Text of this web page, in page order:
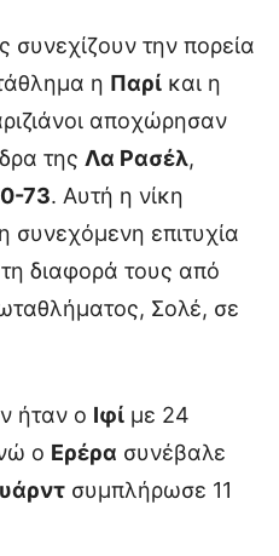
συνεχίζουν την πορεία
η Παρί και η
αποχώρησαν
της Λα Ρασέλ,
73. Αυτή η νίκη
συνεχόμενη επιτυχία
διαφορά τους από
Σολέ, σε
ήταν ο Ιφί με 24
ο Ερέρα συνέβαλε
συμπλήρωσε 11